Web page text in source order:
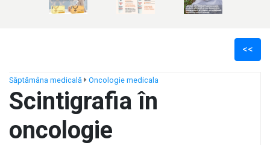
<<
Săptămâna medicală Oncologie medicala
Scintigrafia în
oncologie